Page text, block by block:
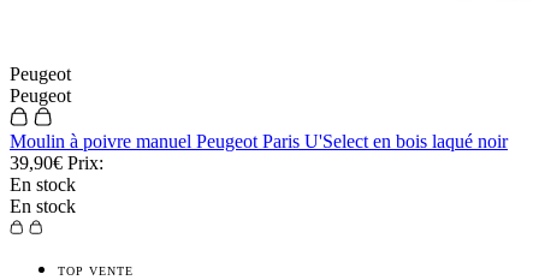
Peugeot
Peugeot
Moulin à poivre manuel Peugeot Paris U'Select en bois laqué noir
39,90€ Prix:
En stock
En stock
TOP VENTE